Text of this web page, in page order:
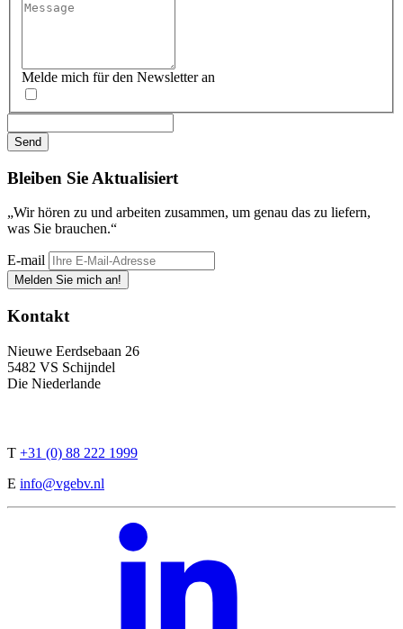
Melde mich für den Newsletter an
Bleiben Sie Aktualisiert
„Wir hören zu und arbeiten zusammen, um genau das zu liefern,
was Sie brauchen.“
E-mail
Melden Sie mich an!
Kontakt
Nieuwe Eerdsebaan 26
5482 VS Schijndel
Die Niederlande
T +31 (0) 88 222 1999
E info@vgebv.nl